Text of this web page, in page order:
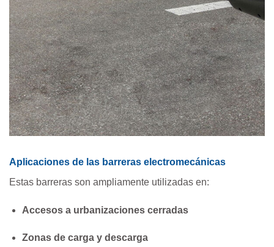
Aplicaciones de las barreras electromecánicas
Estas barreras son ampliamente utilizadas en:
Accesos a urbanizaciones cerradas
Zonas de carga y descarga